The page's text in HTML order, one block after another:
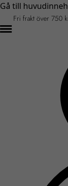
Gå till
Fri frakt över 750